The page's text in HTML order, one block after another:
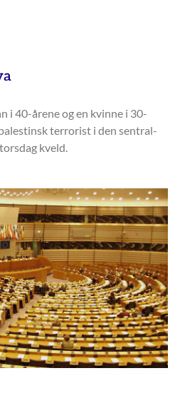
i 40-årene og en kvinne i 30-
terrorist i den sentral-
kveld.